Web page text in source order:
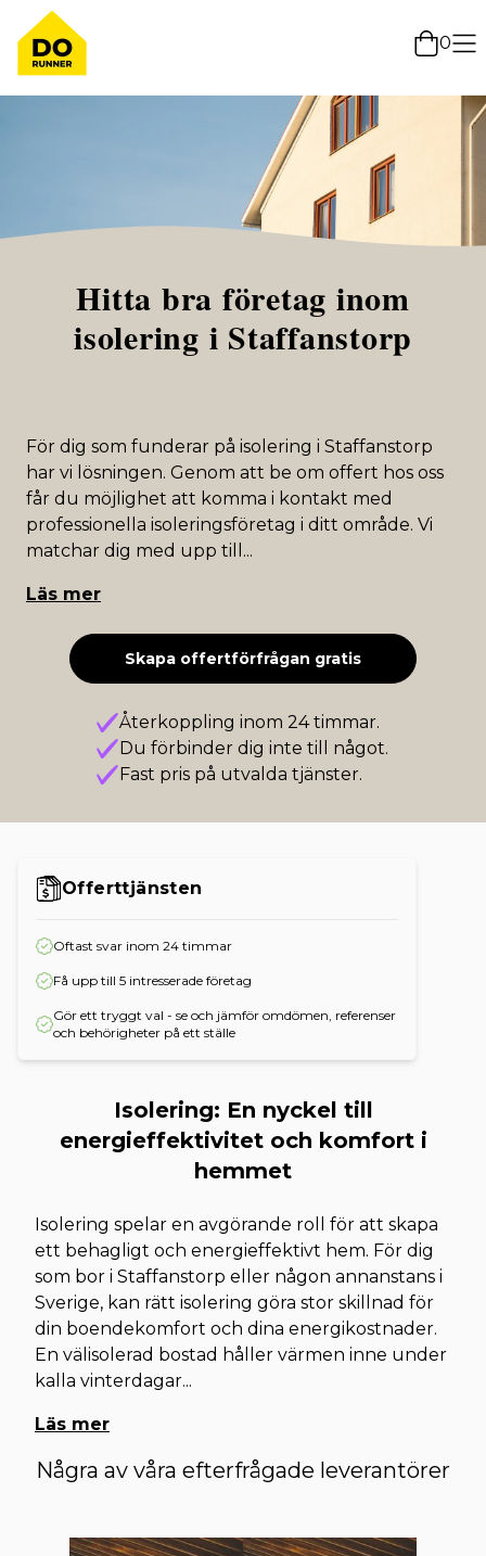
0
Hitta bra företag inom
isolering i Staffanstorp
För dig som funderar på isolering i Staffanstorp
har vi lösningen. Genom att be om offert hos oss
får du möjlighet att komma i kontakt med
professionella isoleringsföretag i ditt område. Vi
matchar dig med upp till ...
Läs mer
Skapa offertförfrågan gratis
Återkoppling inom 24 timmar.
Du förbinder dig inte till något.
Fast pris på utvalda tjänster.
Offerttjänsten
Oftast svar inom 24 timmar
Få upp till 5 intresserade företag
Gör ett tryggt val - se och jämför omdömen, referenser
och behörigheter på ett ställe
Isolering: En nyckel till
energieffektivitet och komfort i
hemmet
Isolering spelar en avgörande roll för att skapa
ett behagligt och energieffektivt hem. För dig
som bor i Staffanstorp eller någon annanstans i
Sverige, kan rätt isolering göra stor skillnad för
din boendekomfort och dina energikostnader.
En välisolerad bostad håller värmen inne under
kalla vinterdagar...
Läs mer
Några av våra efterfrågade leverantörer